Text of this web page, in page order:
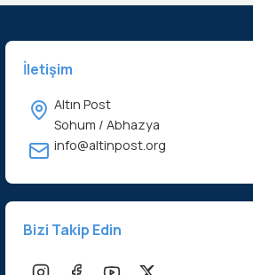
İletişim
Altın Post
Sohum / Abhazya
info@altinpost.org
Bizi Takip Edin